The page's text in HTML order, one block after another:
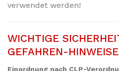
verwendet werden!
WICHTIGE
GEFAHREN-HINWEISE
Einordnung nach CLP-